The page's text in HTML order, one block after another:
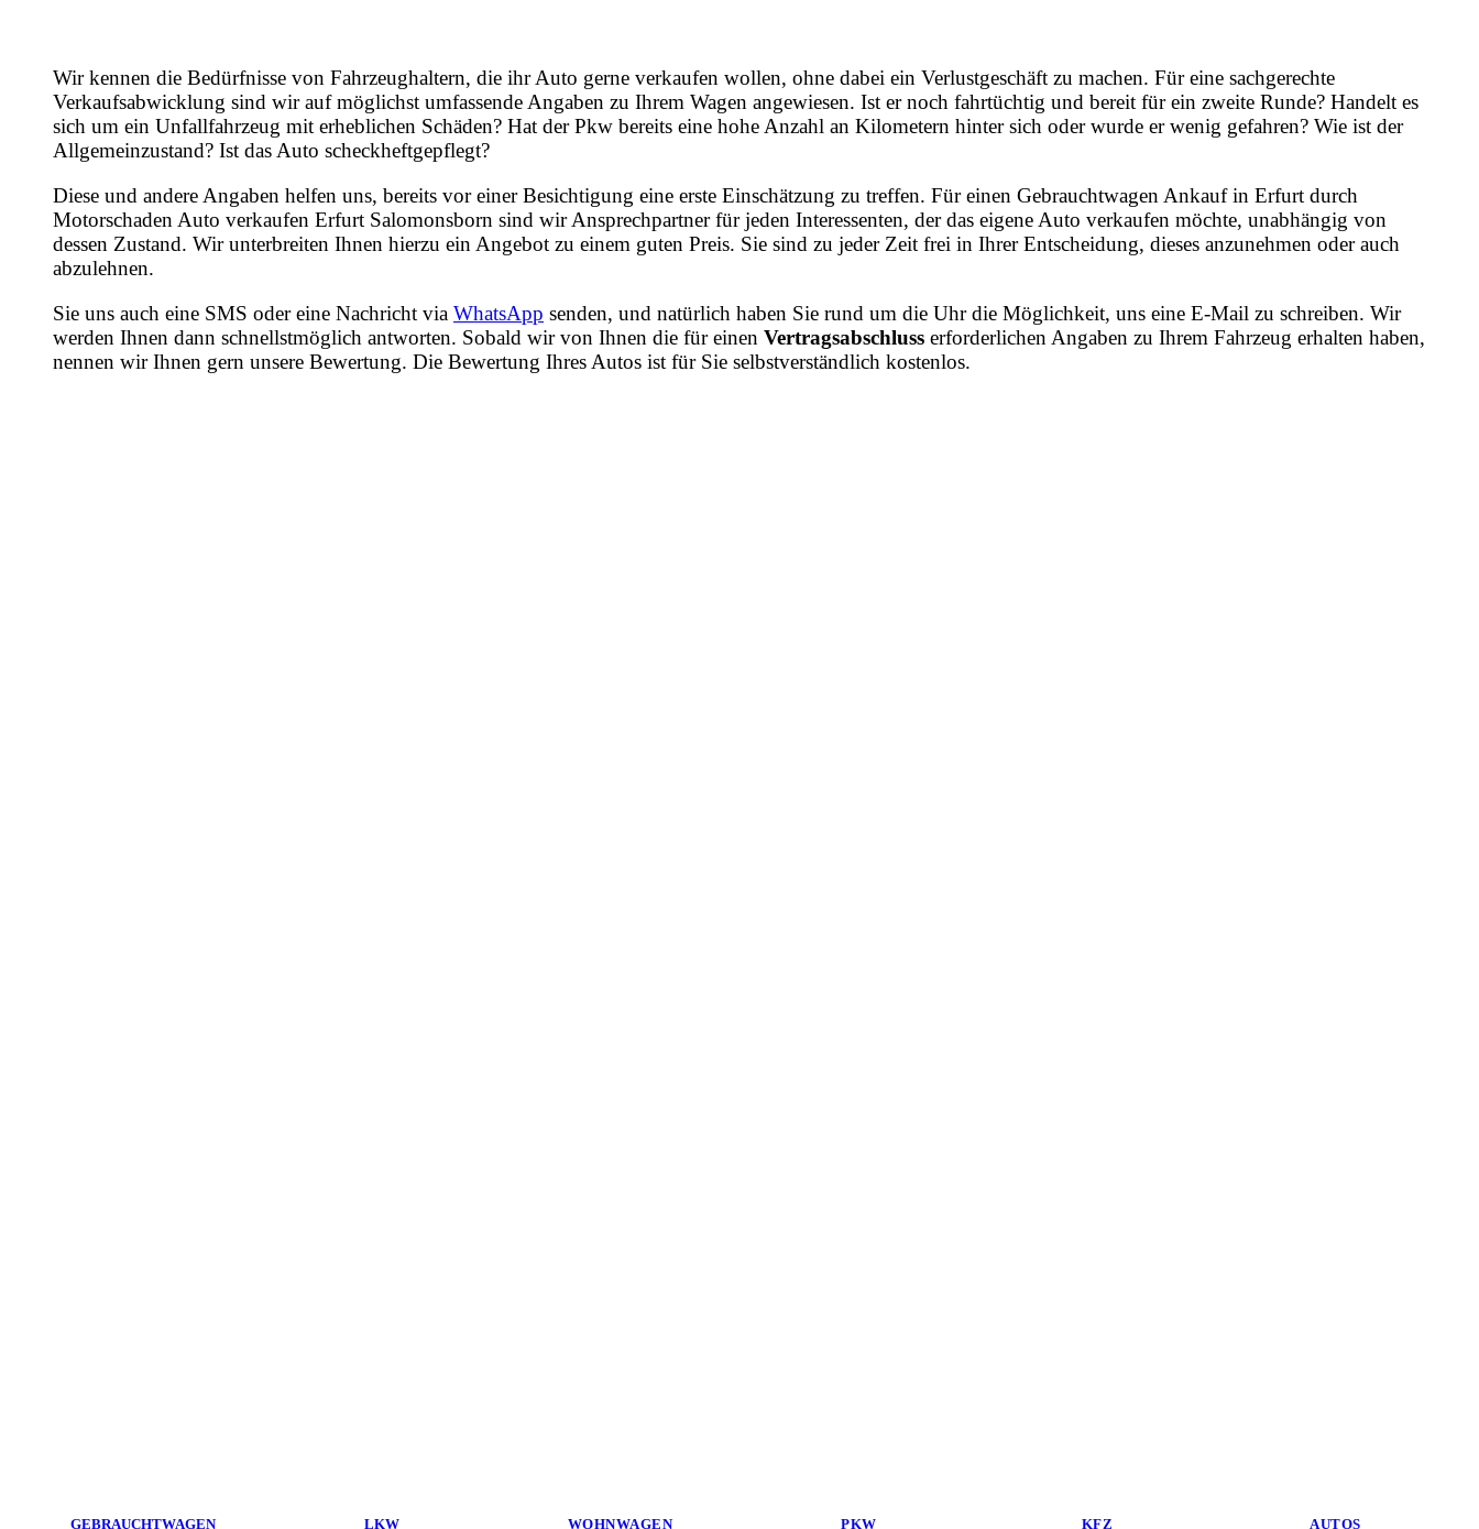
Wir kennen die Bedürfnisse von Fahrzeughaltern, die ihr Auto gerne verkaufen wollen, ohne dabei ein Verlustgeschäft zu machen. Für eine sachgerechte
Verkaufsabwicklung sind wir auf möglichst umfassende Angaben zu Ihrem Wagen angewiesen. Ist er noch fahrtüchtig und bereit für ein zweite Runde? Handelt es
sich um ein Unfallfahrzeug mit erheblichen Schäden? Hat der Pkw bereits eine hohe Anzahl an Kilometern hinter sich oder wurde er wenig gefahren? Wie ist der
Allgemeinzustand? Ist das Auto scheckheftgepflegt?
Diese und andere Angaben helfen uns, bereits vor einer Besichtigung eine erste Einschätzung zu treffen. Für einen Gebrauchtwagen Ankauf in Erfurt durch
Motorschaden Auto verkaufen Erfurt Salomonsborn sind wir Ansprechpartner für jeden Interessenten, der das eigene Auto verkaufen möchte, unabhängig von
dessen Zustand. Wir unterbreiten Ihnen hierzu ein Angebot zu einem guten Preis. Sie sind zu jeder Zeit frei in Ihrer Entscheidung, dieses anzunehmen oder auch
abzulehnen.
Sie uns auch eine SMS oder eine Nachricht via WhatsApp senden, und natürlich haben Sie rund um die Uhr die Möglichkeit, uns eine E-Mail zu schreiben. Wir
werden Ihnen dann schnellstmöglich antworten. Sobald wir von Ihnen die für einen Vertragsabschluss erforderlichen Angaben zu Ihrem Fahrzeug erhalten haben,
nennen wir Ihnen gern unsere Bewertung. Die Bewertung Ihres Autos ist für Sie selbstverständlich kostenlos.
GEBRAUCHTWAGEN LKW WOHNWAGEN PKW KFZ AUTOS